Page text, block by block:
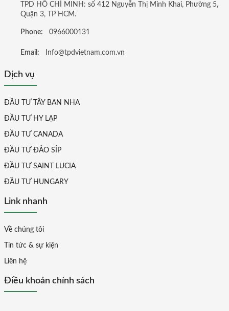
TPD HỒ CHÍ MINH: số 412 Nguyễn Thị Minh Khai, Phường 5,
Quận 3, TP HCM.
Phone: 0966000131
Email: Info@tpdvietnam.com.vn
Dịch vụ
ĐẦU TƯ TÂY BAN NHA
ĐẦU TƯ HY LẠP
ĐẦU TƯ CANADA
ĐẦU TƯ ĐẢO SÍP
ĐẦU TƯ SAINT LUCIA
ĐẦU TƯ HUNGARY
Link nhanh
Về chúng tôi
Tin tức & sự kiện
Liên hệ
Điều khoản chính sách